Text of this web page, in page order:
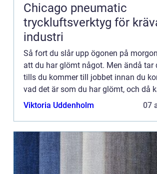
Chicago pneumatic
tryckluftsverktyg för
industri
Så fort du slår upp ögonen på
att du har glömt något. Men ändå tar
tills du kommer till jobbet innan du
vad det är som du har glömt, och då
undgå att utbrista i ett högt: nej!
Viktoria Uddenholm 07